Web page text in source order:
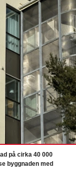
på cirka 40 000
byggnaden med